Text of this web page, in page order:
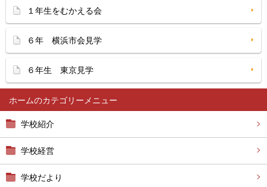
ホーム
学校紹介
学校経営
学校だより
１年生をむかえる会
６年 横浜市会見学
６年生 東京見学